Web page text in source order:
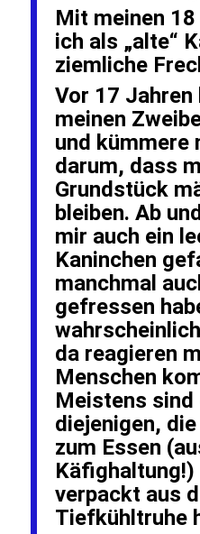
Mit meinen
ich als „alte“
ziemliche
Vor 17 Jahren
meinen
und kümmere
darum, dass
Grundstück
bleiben. Ab
mir auch ein
Kaninchen
manchmal
gefressen
da reagieren
Menschen
Meistens sind
diejenigen,
zum Essen
verpackt aus
Tiefkühltruhe